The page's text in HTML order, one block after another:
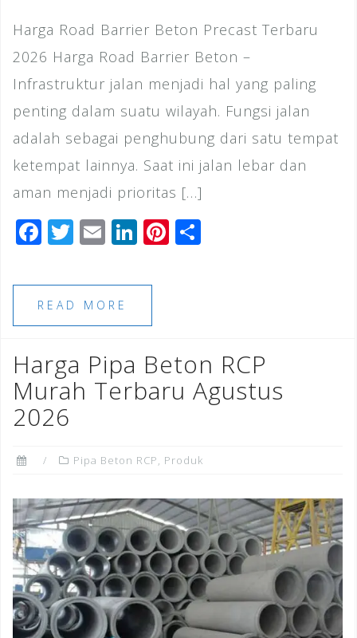
Harga Road Barrier Beton Precast Terbaru
2026 Harga Road Barrier Beton –
Infrastruktur jalan menjadi hal yang paling
penting dalam suatu wilayah. Fungsi jalan
adalah sebagai penghubung dari satu tempat
ketempat lainnya. Saat ini jalan lebar dan
aman menjadi prioritas […]
F
c
e
b
o
o
k
T
tt
e
r
E
ai
l
Li
k
dI
n
Pi
st
READ MORE
Harga Pipa Beton RCP
Murah Terbaru Agustus
2026
Pipa Beton RCP, Produk